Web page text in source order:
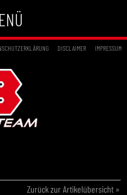
DISCLAIMER IMPRESSUM
Zurück zur Artikelübersicht »